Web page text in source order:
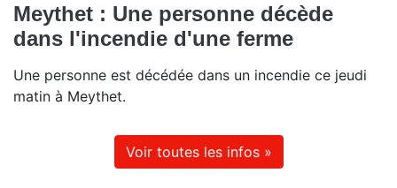
Meythet : Une personne décède
dans l'incendie d'une ferme
Une personne est décédée dans un incendie ce jeudi
matin à Meythet.
Voir toutes les infos »